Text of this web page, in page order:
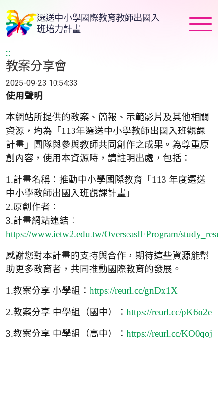
跳
到
主
內
容
選送中小學國際教育教師出國入
班培力計畫
:::
教案分享會
2025-09-23 10:54:33
使用聲明
本網站所提供的教案、簡報、示範影片及其他相關
資源，均為「113年選送中小學教師出國入班觀課
計畫」團隊與參與教師共同創作之成果。為尊重原
創內容，使用本資源時，請註明出處，包括：
1.計畫名稱：推動中小學國際教育「113 年度選送
中小學教師出國入班觀課計畫」
2.原創作者：
3.計畫網站連結：
https://www.ietw2.edu.tw/OverseasIEProgram/
感謝您對本計畫的支持與合作，期待這些資源能幫
助更多教育者，共同推動國際教育的發展。
1.教案分享 小學組： https://reurl.cc/gnDx1X
2.教案分享 中學組（國中）： https://reurl.cc/pK6o2e
3.教案分享 中學組（高中）： https://reurl.cc/KO0qoj